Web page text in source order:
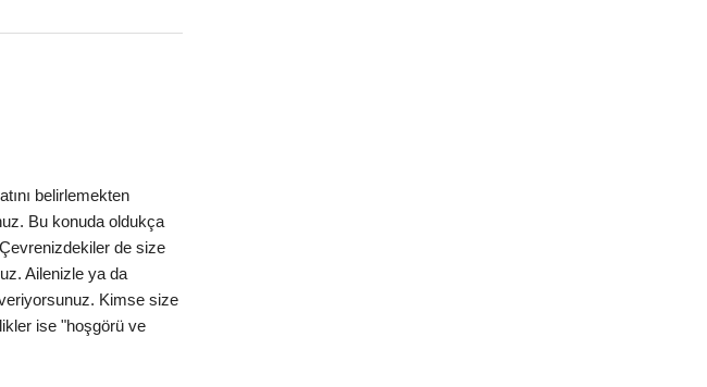
belirlemekten
Bu konuda oldukça
Çevrenizdekiler de size
Ailenizle ya da
Kimse size
ise "hoşgörü ve